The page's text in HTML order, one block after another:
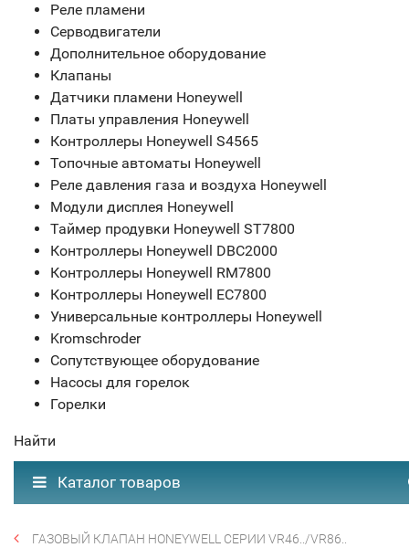
Реле пламени
Серводвигатели
Дополнительное оборудование
Клапаны
Датчики пламени Honeywell
Платы управления Honeywell
Контроллеры Honeywell S4565
Топочные автоматы Honeywell
Реле давления газа и воздуха Honeywell
Модули дисплея Honeywell
Таймер продувки Honeywell ST7800
Контроллеры Honeywell DBC2000
Контроллеры Honeywell RM7800
Контроллеры Honeywell EC7800
Универсальные контроллеры Honeywell
Kromschroder
Сопутствующее оборудование
Насосы для горелок
Горелки
Найти
Каталог товаров
ГАЗОВЫЙ КЛАПАН HONEYWELL СЕРИИ VR46../VR86..